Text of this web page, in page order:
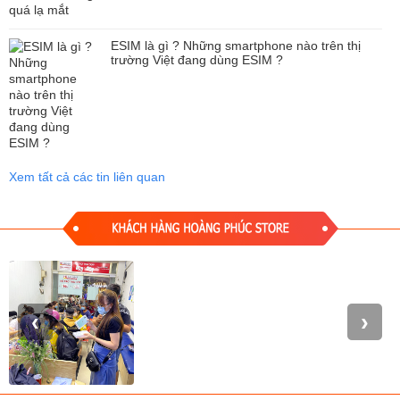
Bên cạnh đó, bộ đôi iPhone mới sẽ hỗ trợ chuẩn Apple ProRAW, về
như Deep Fusion và SmartHDR và các file hình ảnh RAW. Định
hình ảnh sâu hơn ở cả những yếu tố như độ chi tiết, độ nét và độ
sáng, color highlight,...
ESIM là gì ? Những smartphone nào trên thị
trường Việt đang dùng ESIM ?
Xem tất cả các tin liên quan
‹ ›